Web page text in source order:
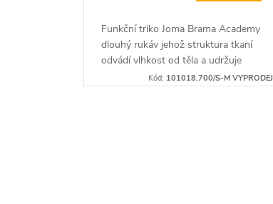
Funkční triko Joma Brama Academy
dlouhý rukáv jehož struktura tkaní
odvádí vlhkost od těla a udržuje
ideální teplotu příslušných
Kód: 101018.700/S-M VYPRODEJ